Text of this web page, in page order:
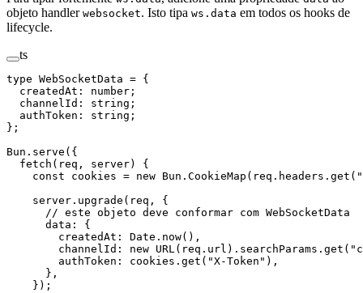
objeto handler websocket. Isto tipa ws.data em todos os hooks de
lifecycle.
ts
type WebSocketData = {
  createdAt
: number ;
  channelId
: string ;
  authToken
: string ;
};
Bun. serve ({
  fetch
( req , server) {
    const
cookies = new Bun. CookieMap (req.headers. get (
    server.
upgrade (req, {
      // este objeto deve conformar com WebSocketData
      data: {
        createdAt: Date.
now(),
        channelId:
new URL(req.url).searchParams. get (
        authToken: cookies.
get ( "X-Token" ),
      },
    });